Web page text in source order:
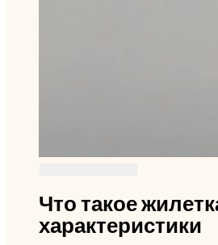
Что такое
характеристики